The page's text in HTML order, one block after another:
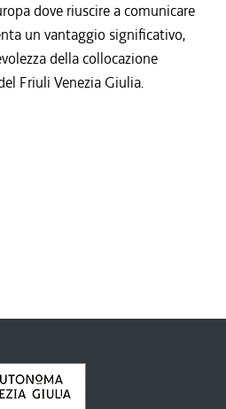
dove riuscire a comunicare
un vantaggio significativo,
della collocazione
Friuli Venezia Giulia.